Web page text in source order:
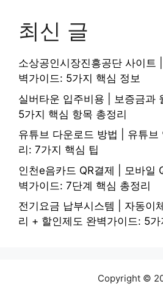
최신 글
소상공인시장진흥공단 사이트
벽가이드: 5가지 핵심 정보
실버타운 입주비용 | 보증금과
5가지 핵심 항목 총정리
유튜브 다운로드 방법 | 유튜브
리: 7가지 핵심 팁
인천e음카드 QR결제 | 모바일
벽가이드: 7단계 핵심 총정리
전기요금 납부시스템 | 자동이
리 + 할인제도 완벽가이드: 5
Copyright ©